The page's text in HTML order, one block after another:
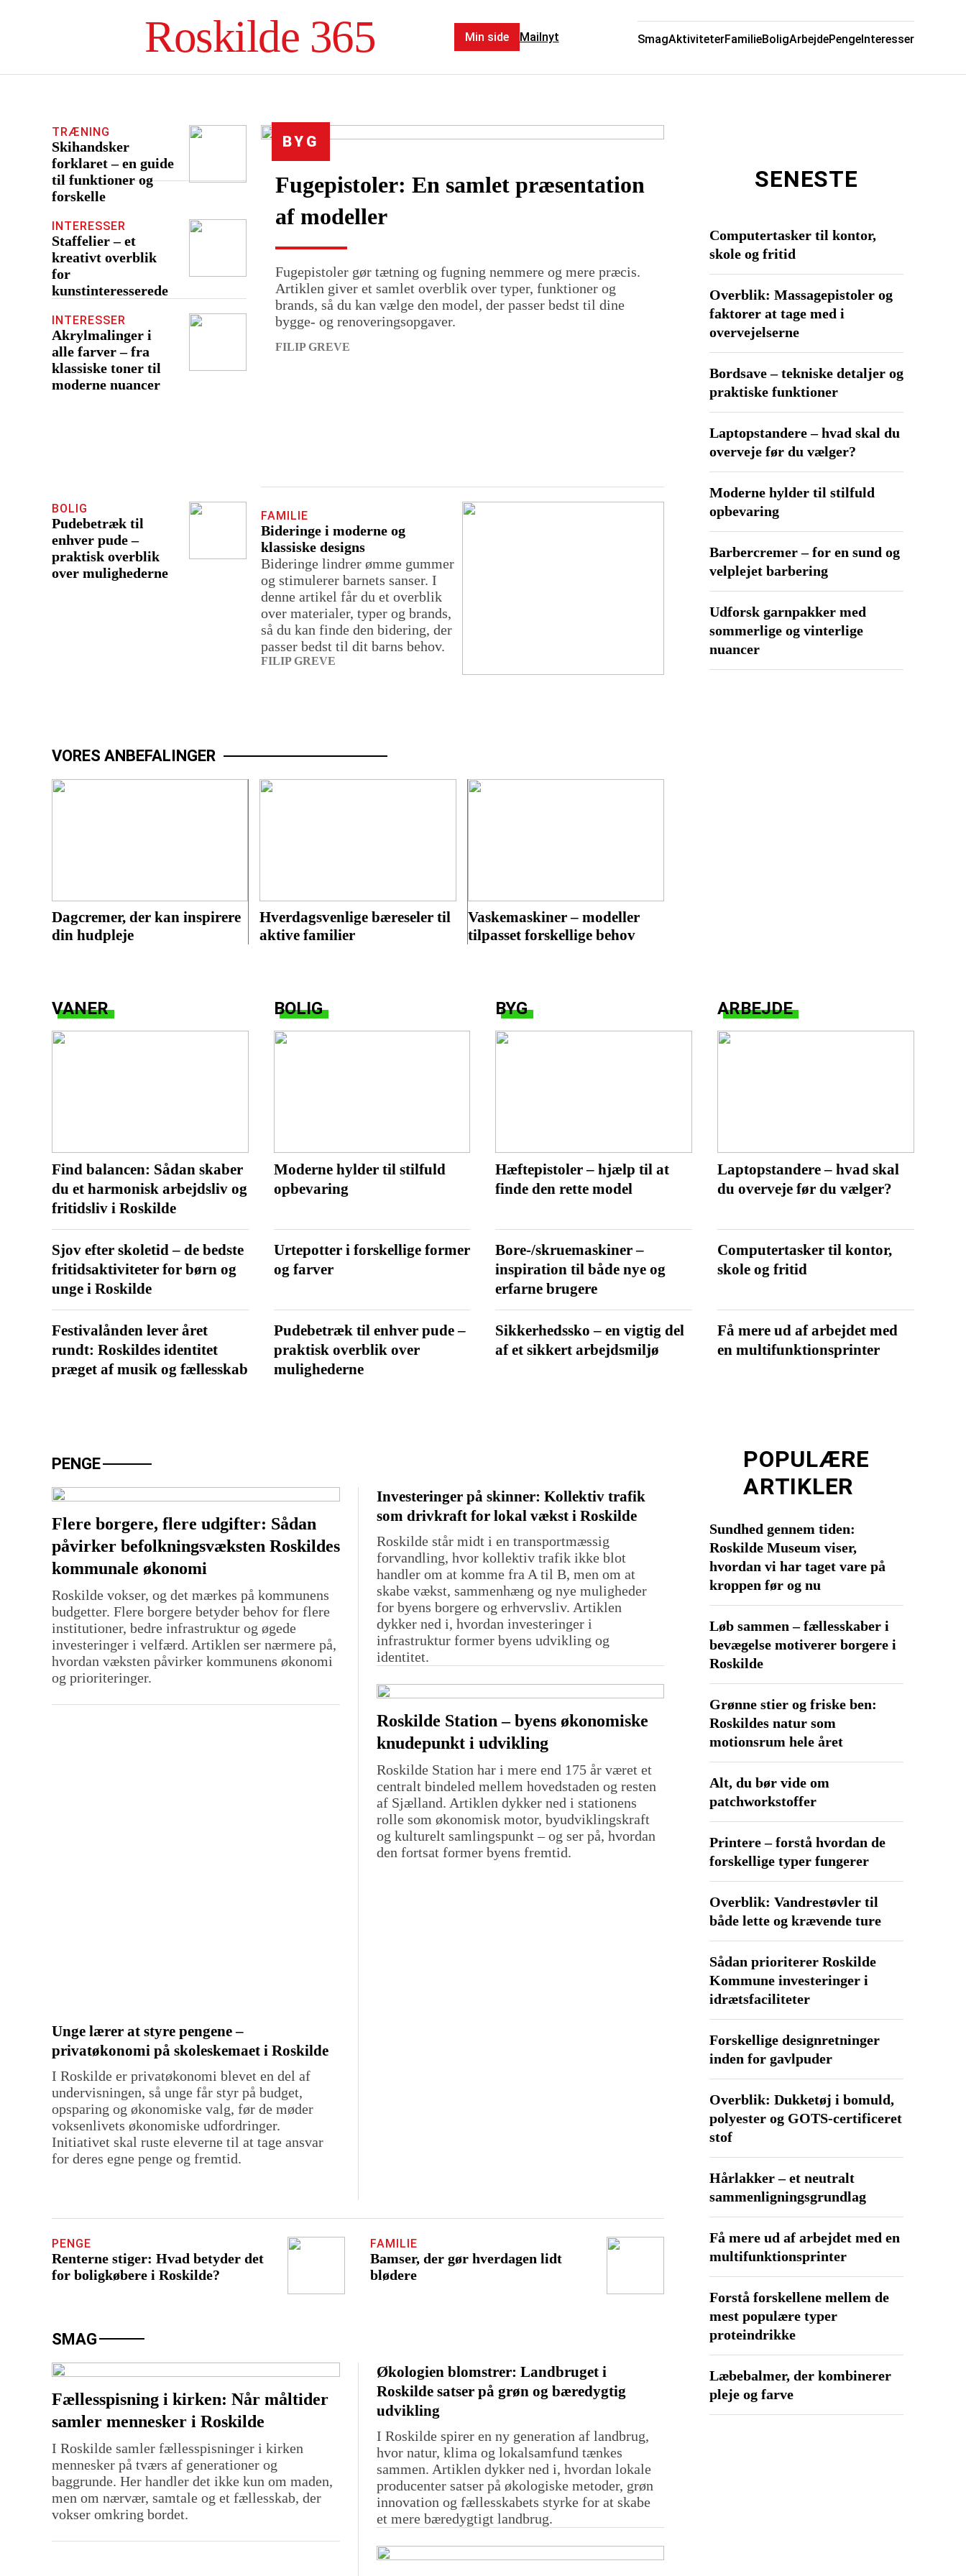
Roskilde 365 SmagAktiviteterFamilieBoligArbejdePengeInteresser
Min side Mailnyt
Skihandsker
forklaret – en guide
til funktioner og
forskelle
TRÆNING
Staffelier – et
kreativt overblik
for
kunstinteresserede
INTERESSER
Akrylmalinger i
alle farver – fra
klassiske toner til
moderne nuancer
INTERESSER
Fugepistoler: En samlet præsentation
af modeller
BYG
Fugepistoler gør tætning og fugning nemmere og mere præcis.
Artiklen giver et samlet overblik over typer, funktioner og
brands, så du kan vælge den model, der passer bedst til dine
bygge- og renoveringsopgaver.
FILIP GREVE
Pudebetræk til
enhver pude –
praktisk overblik
over mulighederne
BOLIG
Bideringe i moderne og
klassiske designs
FAMILIE
Bideringe lindrer ømme gummer
og stimulerer barnets sanser. I
denne artikel får du et overblik
over materialer, typer og brands,
så du kan finde den bidering, der
passer bedst til dit barns behov.
FILIP GREVE
VORES ANBEFALINGER
Dagcremer, der kan inspirere
din hudpleje
Hverdagsvenlige bæreseler til
aktive familier
Vaskemaskiner – modeller
tilpasset forskellige behov
SENESTE
Computertasker til kontor,
skole og fritid
Overblik: Massagepistoler og
faktorer at tage med i
overvejelserne
Bordsave – tekniske detaljer og
praktiske funktioner
Laptopstandere – hvad skal du
overveje før du vælger?
Moderne hylder til stilfuld
opbevaring
Barbercremer – for en sund og
velplejet barbering
Udforsk garnpakker med
sommerlige og vinterlige
nuancer
Find balancen: Sådan skaber
du et harmonisk arbejdsliv og
fritidsliv i Roskilde
VANER
Moderne hylder til stilfuld
opbevaring
BOLIG
Hæftepistoler – hjælp til at
finde den rette model
BYG
Laptopstandere – hvad skal
du overveje før du vælger?
ARBEJDE
Sjov efter skoletid – de bedste
fritidsaktiviteter for børn og
unge i Roskilde
Urtepotter i forskellige former
og farver
Bore-/skruemaskiner –
inspiration til både nye og
erfarne brugere
Computertasker til kontor,
skole og fritid
Festivalånden lever året
rundt: Roskildes identitet
præget af musik og fællesskab
Pudebetræk til enhver pude –
praktisk overblik over
mulighederne
Sikkerhedssko – en vigtig del
af et sikkert arbejdsmiljø
Få mere ud af arbejdet med
en multifunktionsprinter
PENGE
Flere borgere, flere udgifter: Sådan
påvirker befolkningsvæksten Roskildes
kommunale økonomi
Roskilde vokser, og det mærkes på kommunens
budgetter. Flere borgere betyder behov for flere
institutioner, bedre infrastruktur og øgede
investeringer i velfærd. Artiklen ser nærmere på,
hvordan væksten påvirker kommunens økonomi
og prioriteringer.
Unge lærer at styre pengene –
privatøkonomi på skoleskemaet i Roskilde
I Roskilde er privatøkonomi blevet en del af
undervisningen, så unge får styr på budget,
opsparing og økonomiske valg, før de møder
voksenlivets økonomiske udfordringer.
Initiativet skal ruste eleverne til at tage ansvar
for deres egne penge og fremtid.
Investeringer på skinner: Kollektiv trafik
som drivkraft for lokal vækst i Roskilde
Roskilde står midt i en transportmæssig
forvandling, hvor kollektiv trafik ikke blot
handler om at komme fra A til B, men om at
skabe vækst, sammenhæng og nye muligheder
for byens borgere og erhvervsliv. Artiklen
dykker ned i, hvordan investeringer i
infrastruktur former byens udvikling og
identitet.
Roskilde Station – byens økonomiske
knudepunkt i udvikling
Roskilde Station har i mere end 175 år været et
centralt bindeled mellem hovedstaden og resten
af Sjælland. Artiklen dykker ned i stationens
rolle som økonomisk motor, byudviklingskraft
og kulturelt samlingspunkt – og ser på, hvordan
den fortsat former byens fremtid.
Renterne stiger: Hvad betyder det
for boligkøbere i Roskilde?
PENGE
Bamser, der gør hverdagen lidt
blødere
FAMILIE
SMAG
Fællesspisning i kirken: Når måltider
samler mennesker i Roskilde
I Roskilde samler fællesspisninger i kirken
mennesker på tværs af generationer og
baggrunde. Her handler det ikke kun om maden,
men om nærvær, samtale og et fællesskab, der
vokser omkring bordet.
Økologien blomstrer: Landbruget i
Roskilde satser på grøn og bæredygtig
udvikling
I Roskilde spirer en ny generation af landbrug,
hvor natur, klima og lokalsamfund tænkes
sammen. Artiklen dykker ned i, hvordan lokale
producenter satser på økologiske metoder, grøn
innovation og fællesskabets styrke for at skabe
et mere bæredygtigt landbrug.
SUNDHED
Sundhed gennem tiden:
Roskilde Museum viser,
hvordan vi har taget vare på
kroppen før og nu
Løb sammen – fællesskaber i
bevægelse motiverer borgere i
Roskilde
Grønne stier og friske ben:
Roskildes natur som
motionsrum hele året
POPULÆRE
ARTIKLER
Alt, du bør vide om
patchworkstoffer
Printere – forstå hvordan de
forskellige typer fungerer
Overblik: Vandrestøvler til
både lette og krævende ture
Sådan prioriterer Roskilde
Kommune investeringer i
idrætsfaciliteter
Forskellige designretninger
inden for gavlpuder
Overblik: Dukketøj i bomuld,
polyester og GOTS-certificeret
stof
Hårlakker – et neutralt
sammenligningsgrundlag
Få mere ud af arbejdet med en
multifunktionsprinter
Forstå forskellene mellem de
mest populære typer
proteindrikke
Læbebalmer, der kombinerer
pleje og farve